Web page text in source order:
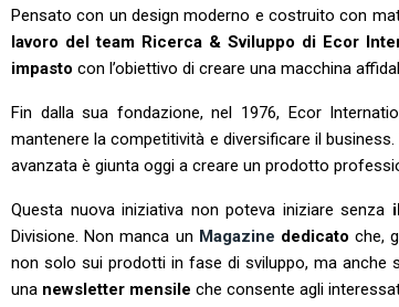
Pensato con un design moderno e costruito con
lavoro del team Ricerca & Sviluppo di Ecor
impasto con l’obiettivo di creare una macchina
Fin dalla sua fondazione, nel 1976, Ecor
mantenere la competitività e diversificare il
avanzata è giunta oggi a creare un prodotto
Questa nuova iniziativa non poteva iniziare senza
Divisione. Non manca un Magazine dedicato che,
non solo sui prodotti in fase di sviluppo, ma anche
una newsletter mensile che consente agli